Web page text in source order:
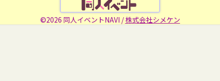
©2026 同人イベントNAVI /株式会社シメケン